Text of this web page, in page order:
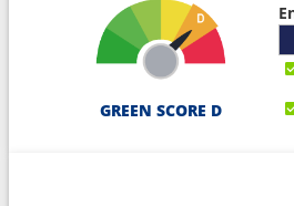
GREEN SCORE D